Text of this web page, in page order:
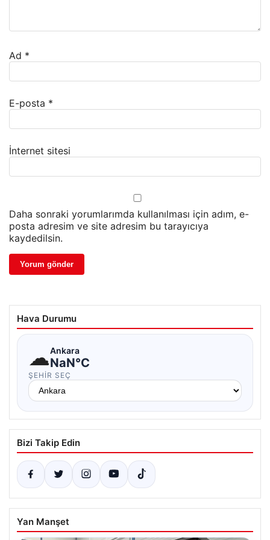
Ad *
E-posta *
İnternet sitesi
Daha sonraki yorumlarımda kullanılması için adım, e-
posta adresim ve site adresim bu tarayıcıya
kaydedilsin.
Hava Durumu
☁Ankara
NaN°C
ŞEHIR SEÇ
Bizi Takip Edin
Yan Manşet